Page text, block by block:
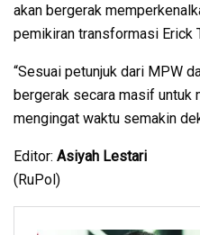
akan bergerak
pemikiran transformasi Erick
“Sesuai petunjuk dari MPW
bergerak secara masif untuk
mengingat waktu semakin
Editor: Asiyah Lestari
(RuPol)